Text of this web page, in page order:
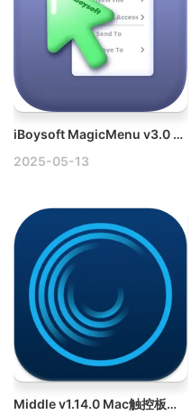
iBoysoft MagicMenu v3.0 Mac自定义Finder右键菜单工具
2025-05-13
Middle v1.14.0 Mac触控板和鼠标增强软件